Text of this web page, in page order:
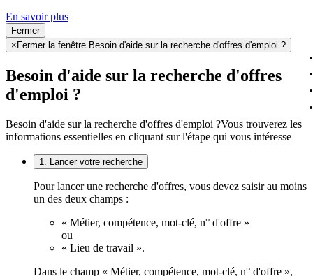
En savoir plus
Fermer
× Fermer la fenêtre Besoin d'aide sur la recherche d'offres d'emploi ?
Besoin d'aide sur la recherche d'offres
d'emploi ?
Besoin d'aide sur la recherche d'offres d'emploi ?Vous trouverez les
informations essentielles en cliquant sur l'étape qui vous intéresse
1. Lancer votre recherche
Pour lancer une recherche d'offres, vous devez saisir au moins
un des deux champs :
« Métier, compétence, mot-clé, n° d'offre »
ou
« Lieu de travail ».
Dans le champ « Métier, compétence, mot-clé, n° d'offre »,